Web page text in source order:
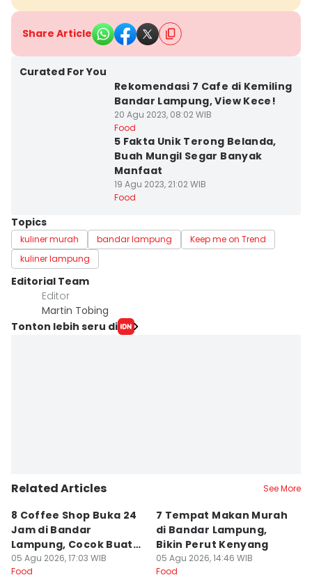
Share Article
Curated For You
Rekomendasi 7 Cafe di Kemiling
Bandar Lampung, View Kece!
20 Agu 2023, 08:02 WIB
Food
5 Fakta Unik Terong Belanda,
Buah Mungil Segar Banyak
Manfaat
19 Agu 2023, 21:02 WIB
Food
Topics
kuliner murah bandar lampung
Keep me on Trend
kuliner lampung
Editorial Team
Editor
Martin Tobing
Tonton lebih seru di
Related Articles See More
8 Coffee Shop Buka 24
Jam di Bandar
Lampung, Cocok Buat
Begadang
05 Agu 2026, 17:03 WIB
Food
7 Tempat Makan Murah
di Bandar Lampung,
Bikin Perut Kenyang
05 Agu 2026, 14:46 WIB
Food